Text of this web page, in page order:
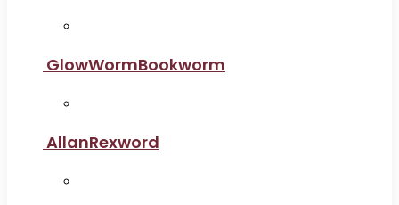
GlowWormBookworm
AllanRexword